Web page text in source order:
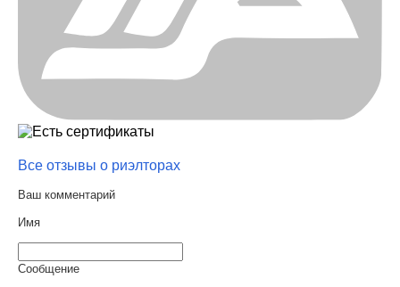
Все отзывы о риэлторах
Ваш комментарий
Имя
Сообщение